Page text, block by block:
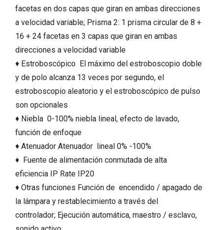
facetas en dos capas que giran en ambas direcciones
a velocidad variable; Prisma 2: 1 prisma circular de 8 +
16 + 24 facetas en 3 capas que giran en ambas
direcciones a velocidad variable
♦ Estroboscópico El máximo del estroboscopio doble
y de polo alcanza 13 veces por segundo, el
estroboscopio aleatorio y el estroboscópico de pulso
son opcionales
♦ Niebla 0-100% niebla lineal, efecto de lavado,
función de enfoque
♦ Atenuador Atenuador lineal 0% -100%
♦ Fuente de alimentación conmutada de alta
eficiencia IP Rate IP20
♦ Otras funciones Función de encendido / apagado de
la lámpara y restablecimiento a través del
controlador; Ejecución automática, maestro / esclavo,